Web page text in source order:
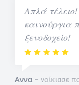
Απλά
καινούργια
ξενοδοχείο!
Αννα νοίκιασε